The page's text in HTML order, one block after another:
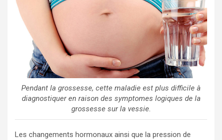
Pendant la grossesse, cette maladie est plus difficile à
diagnostiquer en raison des symptomes logiques de la
grossesse sur la vessie.
Les changements hormonaux ainsi que la pression de